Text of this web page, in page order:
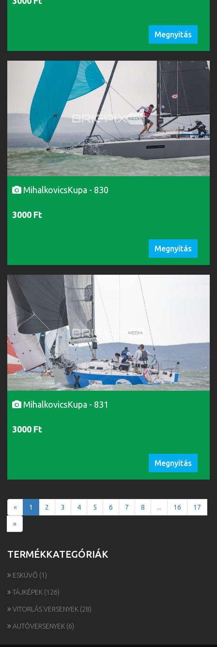
Megnyitás
MihalkovicsKupa - 830
3000 Ft
Megnyitás
MihalkovicsKupa - 831
3000 Ft
Megnyitás
« 1 2 3 4 5 6 7 8 ... 16 17
»
TERMÉKKATEGÓRIÁK
ESKÜVŐ (1)
TÁJKÉPEK (126)
VITORLÁS VERSENYEK (28)
AUTÓVERSENYEK (6)